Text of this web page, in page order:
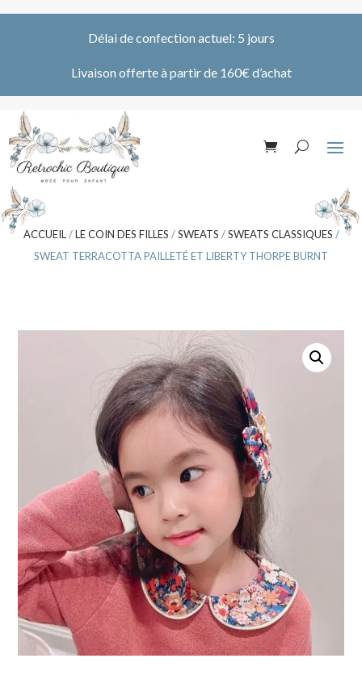
Délai de confection actuel: 5 jours
Livaison offerte à partir de 160€ d’achat
ACCUEIL /LE COIN DES FILLES /SWEATS /SWEATS CLASSIQUES /
SWEAT TERRACOTTA PAILLETÉ ET LIBERTY THORPE BURNT